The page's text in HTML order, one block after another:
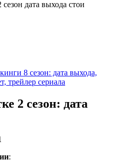
дата выхода стои
8 сезон: дата выхода,
трейлер сериала
2 сезон: дата
: